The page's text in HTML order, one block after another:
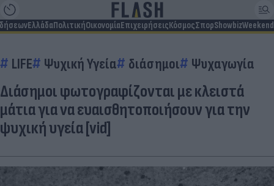
ΕλλάδαΠολιτικήΟικονομίαΕπιχειρήσειςΚόσμοςΣπορShowbizWeekend
LIFE Ψυχική Υγεία διάσημοι Ψυχαγωγία
Διάσημοι φωτογραφίζονται με κλειστά
μάτια για να ευαισθητοποιήσουν για την
ψυχική υγεία [vid]